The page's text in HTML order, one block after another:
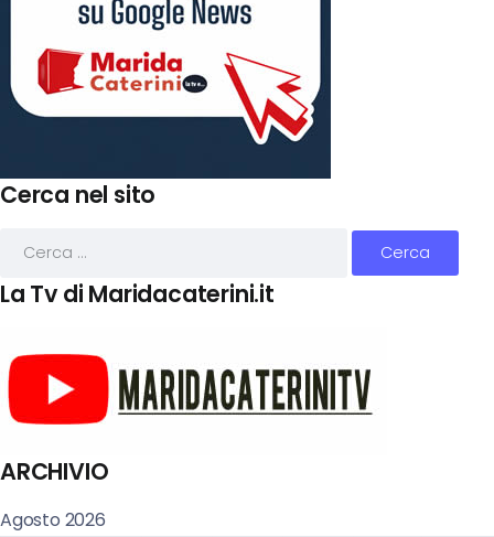
Cerca nel sito
La Tv di Maridacaterini.it
ARCHIVIO
Agosto 2026